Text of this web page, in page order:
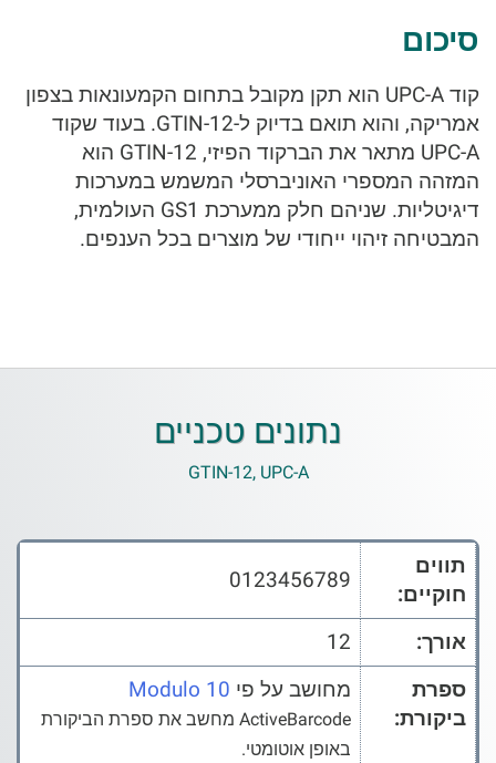
סיכום
קוד UPC-A הוא תקן מקובל בתחום הקמעונאות בצפון
אמריקה, והוא תואם בדיוק ל-GTIN-12. בעוד שקוד
UPC-A מתאר את הברקוד הפיזי, GTIN-12 הוא
המזהה המספרי האוניברסלי המשמש במערכות
דיגיטליות. שניהם חלק ממערכת GS1 העולמית,
המבטיחה זיהוי ייחודי של מוצרים בכל הענפים.
נתונים טכניים
GTIN-12, UPC-A
תווים
חוקיים:
0123456789
אורך:
12
ספרת
ביקורת:
מחושב על פי Modulo 10
ActiveBarcode מחשב את ספרת הביקורת
באופן אוטומטי.